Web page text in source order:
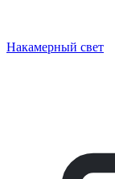
Накамерный свет